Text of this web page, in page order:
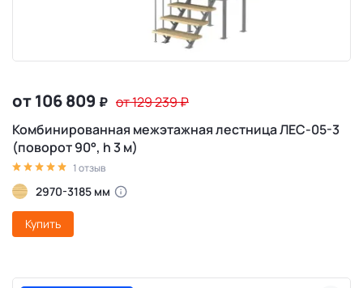
от 106 809 ₽ от 129 239₽
Комбинированная межэтажная лестница ЛЕС-05-3
(поворот 90°, h 3 м)
1 отзыв
2970-3185 мм
Купить